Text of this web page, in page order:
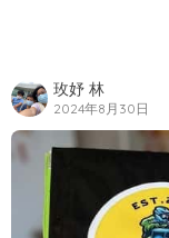
玫妤 林
2024年8月30日